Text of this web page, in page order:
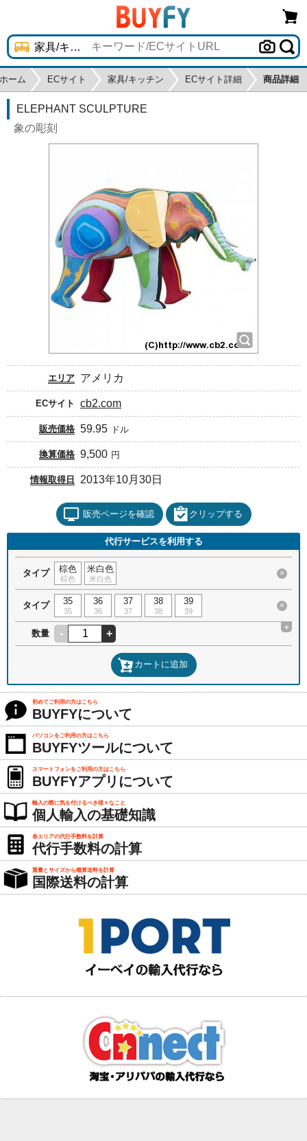
ホーム ECサイト 家具/キッチン ECサイト詳細 商品詳細
ELEPHANT SCULPTURE
象の彫刻
エリア アメリカ
ECサイト cb2.com
販売価格 59.95 ドル
換算価格 9,500 円
情報取得日 2013年10月30日
販売ページを確認 クリップする
代行サービスを利用する
タイプ 棕色
棕色
米白色
米白色
×
タイプ 35
35
36
36
37
37
38
38
39
39
×
数量 - +
+
カートに追加
初めてご利用の方はこちら
BUYFYについて
パソコンをご利用の方はこちら
BUYFYツールについて
スマートフォンをご利用の方はこちら
BUYFYアプリについて
輸入の際に気を付けるべき様々なこと
個人輸入の基礎知識
各エリアの代行手数料を計算
代行手数料の計算
重量とサイズから概算送料を計算
国際送料の計算